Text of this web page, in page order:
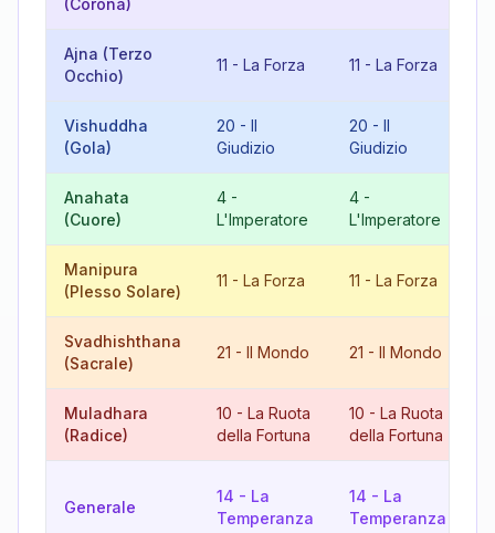
(Corona)
Ajna (Terzo
Occhio)
11 - La Forza 11 - La Forza
Vishuddha
(Gola)
20 - Il
Giudizio
20 - Il
Giudizio
Anahata
(Cuore)
4 -
L'Imperatore
4 -
L'Imperatore
Manipura
(Plesso Solare)
11 - La Forza 11 - La Forza
Svadhishthana
(Sacrale)
21 - Il Mondo 21 - Il Mondo
Muladhara
(Radice)
10 - La Ruota
della Fortuna
10 - La Ruota
della Fortuna
Generale
14 - La
Temperanza
14 - La
Temperanza